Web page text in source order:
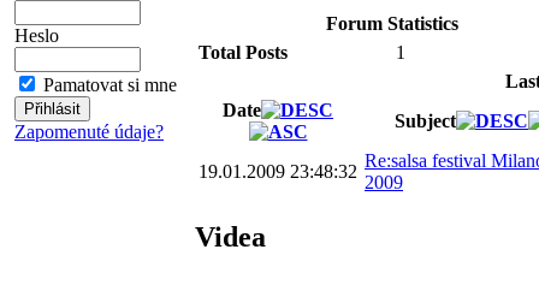
Heslo
Pamatovat si mne
Zapomenuté údaje?
Forum Statistics
Total Posts
1
Date
Subject
19.01.2009 23:48:32
Re:salsa festival
2009
Videa